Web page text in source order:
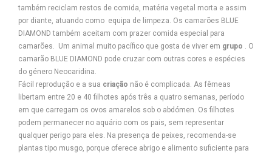
também reciclam restos de comida, matéria vegetal morta e assim
por diante, atuando como equipa de limpeza . Os camarões BLUE
DIAMOND também aceitam com prazer comida especial para
camarões.
Um animal muito pacífico que gosta de viver em grupo
O
camarão BLUE DIAMOND pode cruzar com outras cores e espécies
do género Neocaridina.
Fácil reprodução e a sua criação não é complicada. As fêmeas
libertam entre 20 e 40 filhotes após três a quatro semanas, período
em que carregam os ovos amarelos sob o abdómen. Os filhotes
podem permanecer no aquário com os pais, sem representar
qualquer perigo para eles. Na presença de peixes, recomenda-se
plantas tipo musgo, porque oferece abrigo e alimento suficiente para